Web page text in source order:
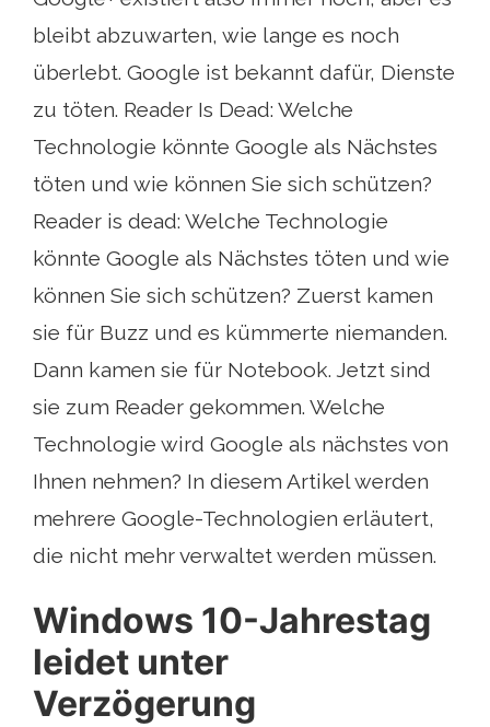
bleibt abzuwarten, wie lange es noch
überlebt. Google ist bekannt dafür, Dienste
zu töten. Reader Is Dead: Welche
Technologie könnte Google als Nächstes
töten und wie können Sie sich schützen?
Reader is dead: Welche Technologie
könnte Google als Nächstes töten und wie
können Sie sich schützen? Zuerst kamen
sie für Buzz und es kümmerte niemanden.
Dann kamen sie für Notebook. Jetzt sind
sie zum Reader gekommen. Welche
Technologie wird Google als nächstes von
Ihnen nehmen? In diesem Artikel werden
mehrere Google-Technologien erläutert,
die nicht mehr verwaltet werden müssen.
Windows 10-Jahrestag
leidet unter
Verzögerung